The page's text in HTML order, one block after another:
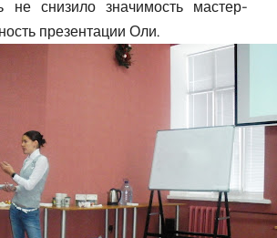
не снизило значимость мастер-
презентации Оли.